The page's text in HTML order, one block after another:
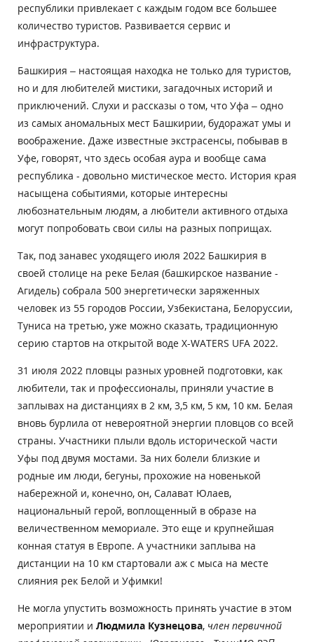
республики привлекает с каждым годом все большее
количество туристов. Развивается сервис и
инфраструктура.
Башкирия – настоящая находка не только для туристов,
но и для любителей мистики, загадочных историй и
приключений. Слухи и рассказы о том, что Уфа – одно
из самых аномальных мест Башкирии, будоражат умы и
воображение. Даже известные экстрасенсы, побывав в
Уфе, говорят, что здесь особая аура и вообще сама
республика - довольно мистическое место. История края
насыщена событиями, которые интересны
любознательным людям, а любители активного отдыха
могут попробовать свои силы на разных поприщах.
Так, под занавес уходящего июля 2022 Башкирия в
своей столице на реке Белая (башкирское название -
Агидель) собрала 500 энергетически заряженных
человек из 55 городов России, Узбекистана, Белоруссии,
Туниса на третью, уже можно сказать, традиционную
серию стартов на открытой воде X-WATERS UFA 2022.
31 июля 2022 пловцы разных уровней подготовки, как
любители, так и профессионалы, приняли участие в
заплывах на дистанциях в 2 км, 3,5 км, 5 км, 10 км. Белая
вновь бурлила от невероятной энергии пловцов со всей
страны. Участники плыли вдоль исторической части
Уфы под двумя мостами. За них болели близкие и
родные им люди, бегуны, прохожие на новенькой
набережной и, конечно, он, Салават Юлаев,
национальный герой, воплощенный в образе на
величественном мемориале. Это еще и крупнейшая
конная статуя в Европе. А участники заплыва на
дистанции на 10 км стартовали аж с мыса на месте
слияния рек Белой и Уфимки!
Не могла упустить возможность принять участие в этом
мероприятии и Людмила Кузнецова, член первичной